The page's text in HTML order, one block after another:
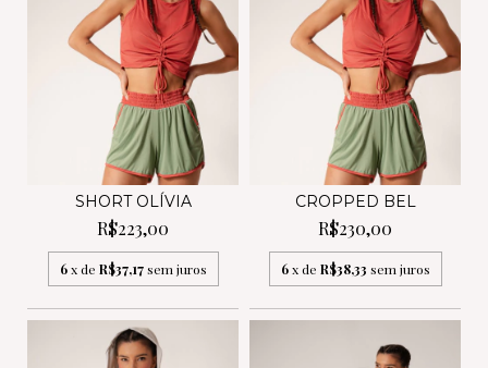
SHORT OLÍVIA
R$223,00
6 x de R$37,17 sem juros
CROPPED BEL
R$230,00
6 x de R$38,33 sem juros